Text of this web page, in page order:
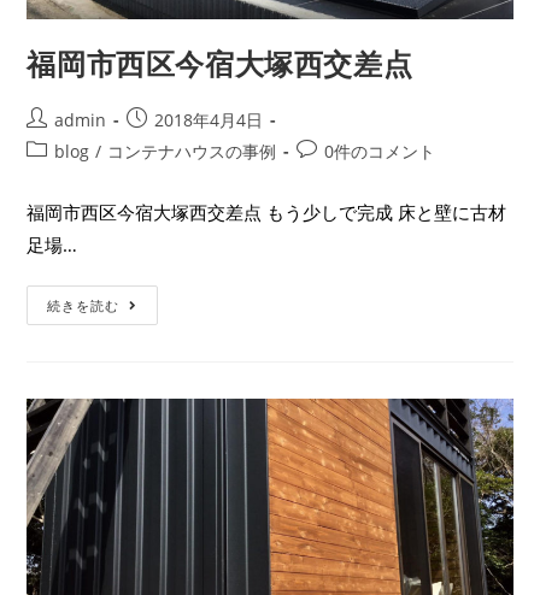
福岡市西区今宿大塚西交差点
admin
2018年4月4日
blog / コンテナハウスの事例 0件のコメント
福岡市西区今宿大塚西交差点 もう少しで完成 床と壁に古材
足場…
続きを読む